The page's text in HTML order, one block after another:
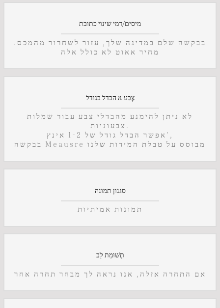
מיסים/דמי שינוי כתובת
בבקשה שלם במדינה שלך, עזור לשחרור מהמכס.
מחיר אאוט לא כולל אלה
צֶבַע & הבדל בגודל
לא ניתן להימנע מהבדלי צבע עבור שמלות
צבעוניות.
אפשר הבדל גודל של 1-2 אינץ',
בבקשה Meausre מבוסס על טבלת המידות שלנו
סגנון תמונה
תמונות אמיתיות
תְשׁוּמַת לֵב
אם התחרה אזלה, אנו נראה לך מבחר תחרה אחר